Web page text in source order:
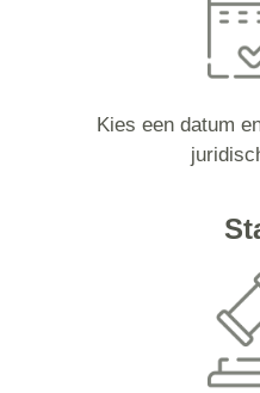
Kies een datum